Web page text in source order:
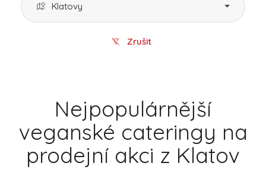
Klatovy
Zrušit
Nejpopulárnější
veganské cateringy na
prodejní akci z Klatov